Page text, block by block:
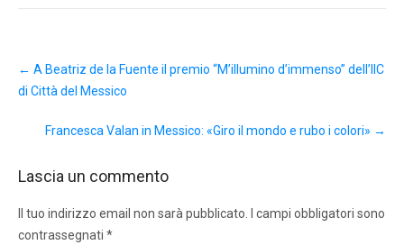
navigation
← A Beatriz de la Fuente il premio “M’illumino d’immenso” dell’IIC
di Città del Messico
Francesca Valan in Messico: «Giro il mondo e rubo i colori» →
Lascia un commento
Il tuo indirizzo email non sarà pubblicato.
I campi obbligatori sono
contrassegnati *